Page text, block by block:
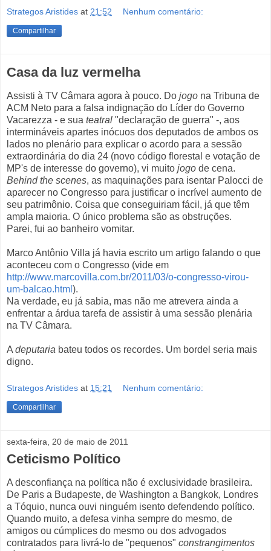
Strategos Aristides at 21:52 Nenhum comentário:
Compartilhar
Casa da luz vermelha
Assisti à TV Câmara agora à pouco. Do jogo na Tribuna de
ACM Neto para a falsa indignação do Líder do Governo
Vacarezza - e sua teatral "declaração de guerra" -, aos
intermináveis apartes inócuos dos deputados de ambos os
lados no plenário para explicar o acordo para a sessão
extraordinária do dia 24 (novo código florestal e votação de
MP's de interesse do governo), vi muito jogo de cena.
Behind the scenes, as maquinações para isentar Palocci de
aparecer no Congresso para justificar o incrível aumento de
seu patrimônio. Coisa que conseguiriam fácil, já que têm
ampla maioria. O único problema são as obstruções.
Parei, fui ao banheiro vomitar.
Marco Antônio Villa já havia escrito um artigo falando o que
aconteceu com o Congresso (vide em
http://www.marcovilla.com.br/2011/03/o-congresso-virou-
um-balcao.html ).
Na verdade, eu já sabia, mas não me atrevera ainda a
enfrentar a árdua tarefa de assistir à uma sessão plenária
na TV Câmara.
A deputaria bateu todos os recordes. Um bordel seria mais
digno.
Strategos Aristides at 15:21 Nenhum comentário:
Compartilhar
sexta-feira, 20 de maio de 2011
Ceticismo Político
A desconfiança na política não é exclusividade brasileira.
De Paris a Budapeste, de Washington a Bangkok, Londres
a Tóquio, nunca ouvi ninguém isento defendendo político.
Quando muito, a defesa vinha sempre do mesmo, de
amigos ou cúmplices do mesmo ou dos advogados
contratados para livrá-lo de "pequenos" constrangimentos